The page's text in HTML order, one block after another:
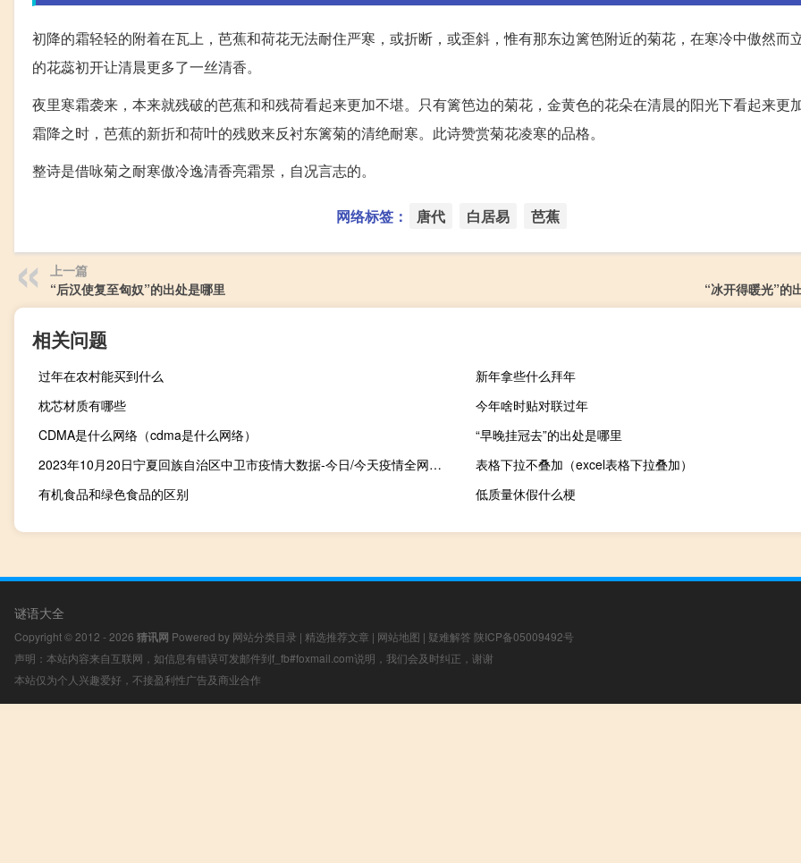
初降的霜轻轻的附着在瓦上，芭蕉和荷花无法耐住严寒，或折断，或歪斜，惟有那东边篱笆附近的菊花，在寒冷中傲然而
的花蕊初开让清晨更多了一丝清香。
夜里寒霜袭来，本来就残破的芭蕉和和残荷看起来更加不堪。只有篱笆边的菊花，金黄色的花朵在清晨的阳光下看起来更
霜降之时，芭蕉的新折和荷叶的残败来反衬东篱菊的清绝耐寒。此诗赞赏菊花凌寒的品格。
整诗是借咏菊之耐寒傲冷逸清香亮霜景，自况言志的。
网络标签： 唐代 白居易 芭蕉
上一篇
“后汉使复至匈奴”的出处是哪里
“冰开得暖光”的
相关问题
过年在农村能买到什么
新年拿些什么拜年
枕芯材质有哪些
今年啥时贴对联过年
CDMA是什么网络（cdma是什么网络）
“早晚挂冠去”的出处是哪里
2023年10月20日宁夏回族自治区中卫市疫情大数据-今日/今天疫情全网搜索最新实时消息动态情况通知播报
表格下拉不叠加（excel表格下拉叠加）
有机食品和绿色食品的区别
低质量休假什么梗
谜语大全
Copyright © 2012 - 2026 猜讯网 Powered by 网站分类目录 | 精选推荐文章 | 网站地图 | 疑难解答 陕ICP备05009492号
声明：本站内容来自互联网，如信息有错误可发邮件到f_fb#foxmail.com说明，我们会及时纠正，谢谢
本站仅为个人兴趣爱好，不接盈利性广告及商业合作